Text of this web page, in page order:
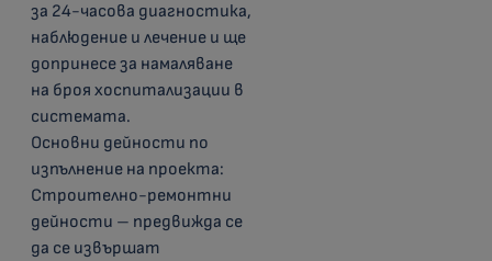
за 24-часова диагностика,
наблюдение и лечение и ще
допринесе за намаляване
на броя хоспитализации в
системата.
Основни дейности по
изпълнение на проекта:
Строително-ремонтни
дейности – предвижда се
да се извършат